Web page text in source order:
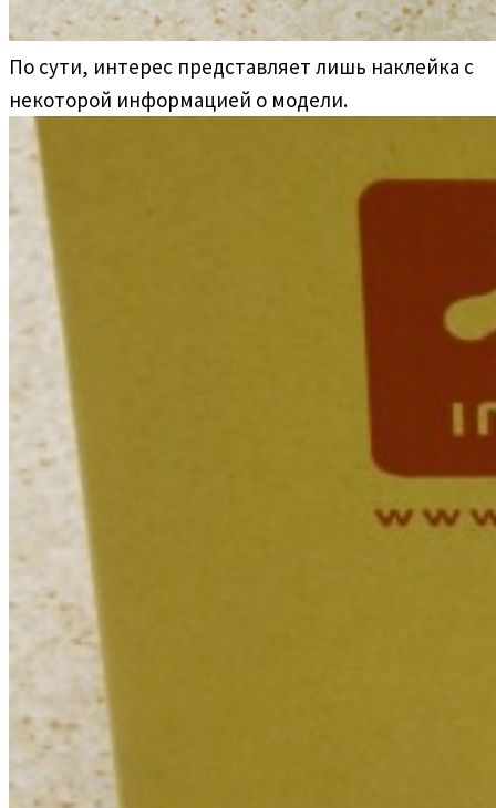
По сути, интерес представляет лишь наклейка с
некоторой информацией о модели.